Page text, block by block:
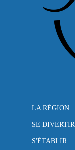
LA RÉGION
SE DIVERTIR
S'ÉTABLIR